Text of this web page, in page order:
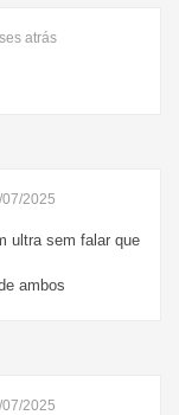
atrás
2025
ultra sem falar que
ambos
2025